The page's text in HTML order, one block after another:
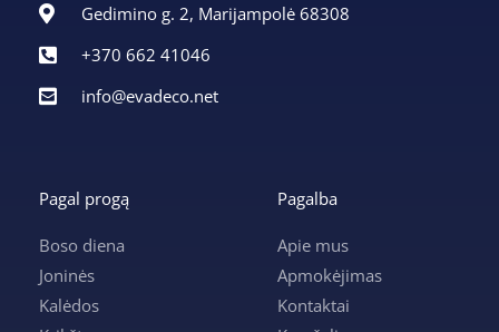
Gedimino g. 2, Marijampolė 68308
+370 662 41046
info@evadeco.net
Pagal progą
Boso diena
Joninės
Kalėdos
Pagalba
Apie mus
Apmokėjimas
Kontaktai